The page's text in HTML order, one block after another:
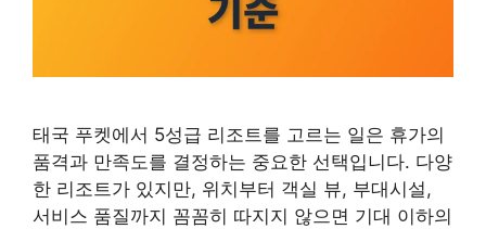
태국 푸켓에서 5성급 리조트를 고르는 일은 휴가의
품격과 만족도를 결정하는 중요한 선택입니다. 다양
한 리조트가 있지만, 위치부터 객실 뷰, 부대시설,
서비스 품질까지 꼼꼼히 따지지 않으면 기대 이하의